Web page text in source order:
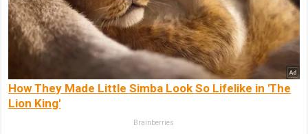
How They Made Little Simba Look So Lifelike in 'The
Lion King'
Brainberries